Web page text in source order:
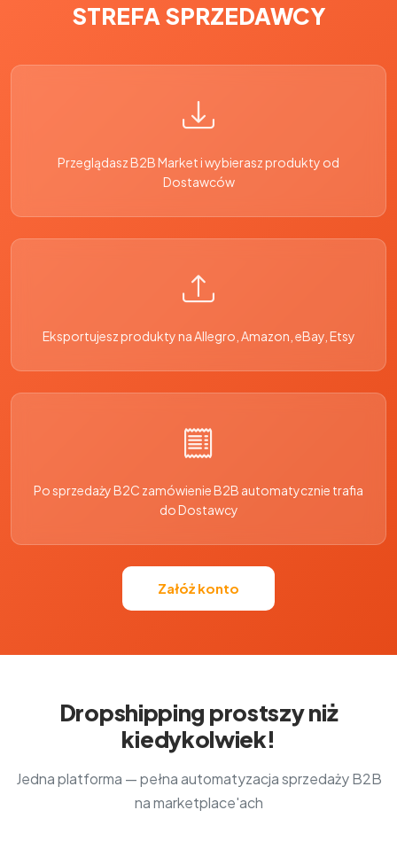
STREFA SPRZEDAWCY
Przeglądasz B2B Market i wybierasz produkty od
Dostawców
Eksportujesz produkty na Allegro, Amazon, eBay, Etsy
Po sprzedaży B2C zamówienie B2B automatycznie trafia
do Dostawcy
Załóż konto
Dropshipping prostszy niż
kiedykolwiek!
Jedna platforma — pełna automatyzacja sprzedaży B2B
na marketplace'ach